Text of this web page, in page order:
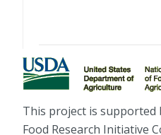
This project is supported
Food Research Initiative